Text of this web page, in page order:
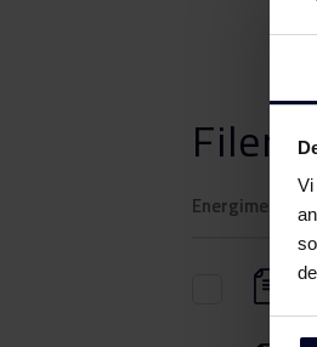
Filer
Energimerking